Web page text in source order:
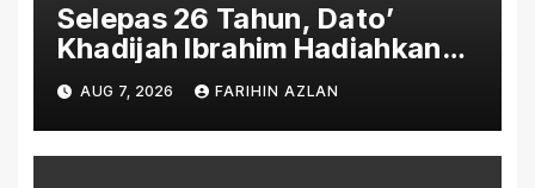
Selepas 26 Tahun, Dato’
Khadijah Ibrahim Hadiahkan
“Ibu Doa” sebagai Karya
Penuh Makna
AUG 7, 2026 FARIHIN AZLAN